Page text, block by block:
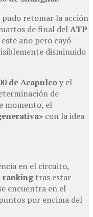
pudo retomar la acción
de final delATP
año pero cayó
disminuido
de Acapulcoy el
de
momento, el
con la idea
en el circuito,
rankingtras estar
encuentra en el
por encima del